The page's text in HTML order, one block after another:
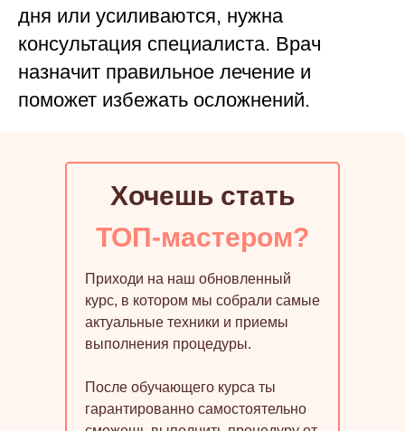
дня или усиливаются, нужна
консультация специалиста. Врач
назначит правильное лечение и
поможет избежать осложнений.
Хочешь стать
ТОП-мастером?
Приходи на наш обновленный
курс, в котором мы собрали самые
актуальные техники и приемы
выполнения процедуры.
После обучающего курса ты
гарантированно самостоятельно